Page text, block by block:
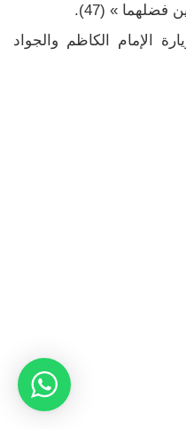
فضلهما » (47).
فضل زيارة الإمام الكاظم والجواد